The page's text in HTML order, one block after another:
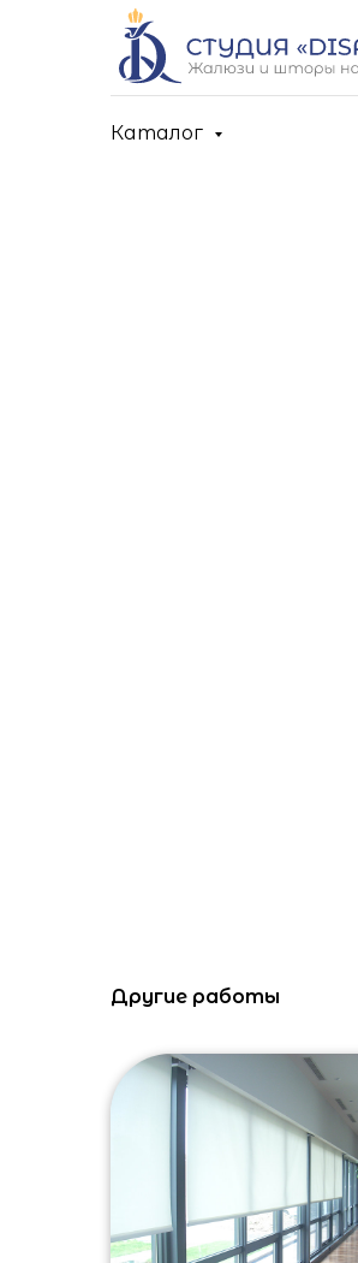
Каталог
Другие работы